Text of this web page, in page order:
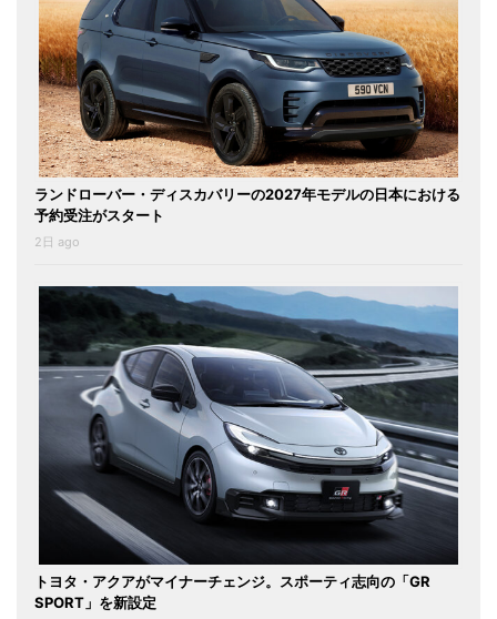
ランドローバー・ディスカバリーの2027年モデルの日本における
予約受注がスタート
2日 ago
トヨタ・アクアがマイナーチェンジ。スポーティ志向の「GR
SPORT」を新設定